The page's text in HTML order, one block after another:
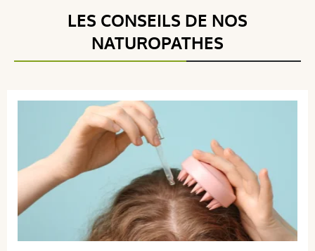
LES CONSEILS DE NOS
NATUROPATHES